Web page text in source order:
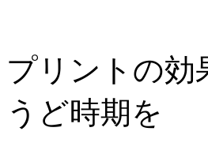
プリントの効
うど時期を